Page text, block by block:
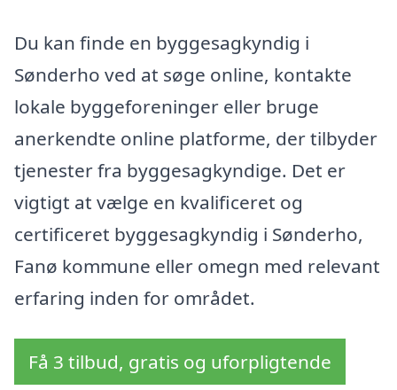
Du kan finde en byggesagkyndig i
Sønderho ved at søge online, kontakte
lokale byggeforeninger eller bruge
anerkendte online platforme, der tilbyder
tjenester fra byggesagkyndige. Det er
vigtigt at vælge en kvalificeret og
certificeret byggesagkyndig i Sønderho,
Fanø kommune eller omegn med relevant
erfaring inden for området.
Få 3 tilbud, gratis og uforpligtende